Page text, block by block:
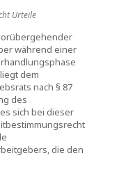
Urteile
während einer
dem
nach § 87
des
sich bei dieser
die den